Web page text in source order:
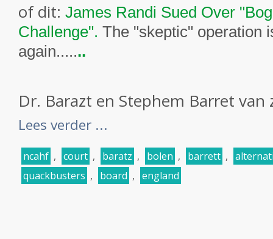
of dit: James Randi Sued Over
Challenge". The "skeptic" operation
again.......
Dr. Barazt en Stephem Barret van
Lees verder ...
ncahf , court , baratz , bolen , barrett ,
quackbusters , board , england